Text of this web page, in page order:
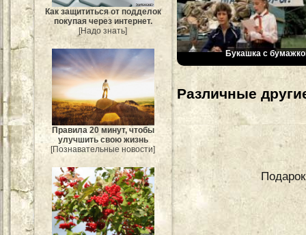
Как защититься от подделок
покупая через интернет.
[Надо знать]
Правила 20 минут, чтобы
улучшить свою жизнь
[Познавательные новости]
Букашка с
Различные